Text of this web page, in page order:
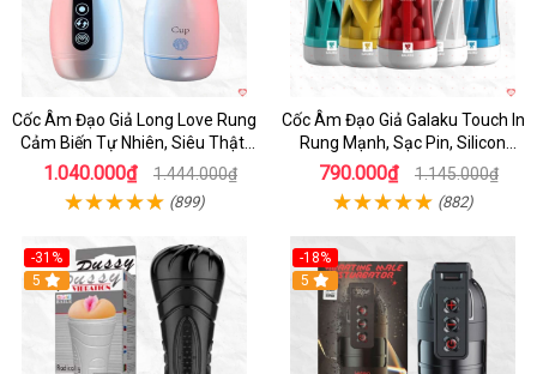
Cốc Âm Đạo Giả Long Love Rung
Cảm Biến Tự Nhiên, Siêu Thật,
Sướng
1.040.000₫ 1.444.000₫
(899)
Cốc Âm Đạo Giả Galaku Touch In
Rung Mạnh, Sạc Pin, Silicon
Mềm
790.000₫ 1.145.000₫
(882)
-31%
5
-18%
5